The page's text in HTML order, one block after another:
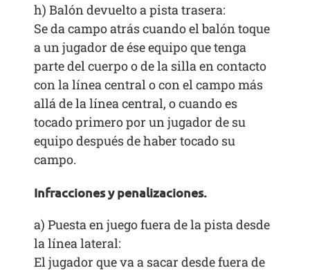
h) Balón devuelto a pista trasera:
Se da campo atrás cuando el balón toque
a un jugador de ése equipo que tenga
parte del cuerpo o de la silla en contacto
con la línea central o con el campo más
allá de la línea central, o cuando es
tocado primero por un jugador de su
equipo después de haber tocado su
campo.
Infracciones y penalizaciones.
a) Puesta en juego fuera de la pista desde
la línea lateral:
El jugador que va a sacar desde fuera de